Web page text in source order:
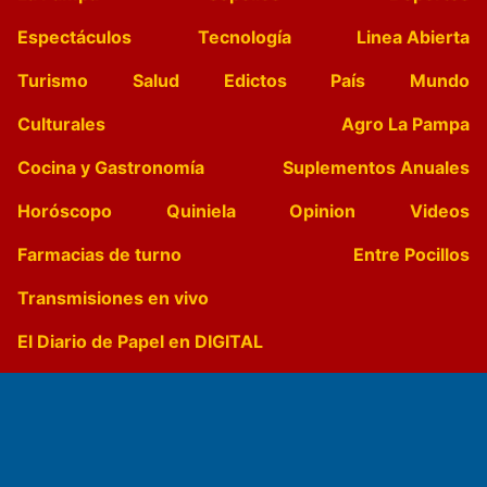
Espectáculos
Tecnología
Linea Abierta
Turismo
Salud Edictos País
Mundo
Culturales
Agro La Pampa
Cocina y Gastronomía
Suplementos Anuales
Horóscopo
Quiniela Opinion
Videos
Farmacias de turno
Entre Pocillos
Transmisiones en vivo
El Diario de Papel en DIGITAL